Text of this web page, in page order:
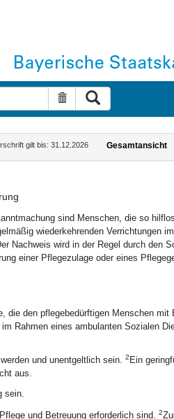
Suche zurücksetzen
gilt bis: 31.12.2026 Gesamtansicht
sind Menschen, die so
wiederkehrenden Verrichtungen
Nachweis wird in der Regel durch den
einer Pflegezulage oder eines
den pflegebedürftigen Menschen mit
Rahmen eines ambulanten Sozialen
und unentgeltlich sein. 2 Ein
aus.
sein.
und Betreuung erforderlich sind. 2